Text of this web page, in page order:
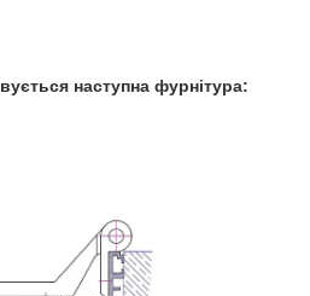
наступна фурнітура: